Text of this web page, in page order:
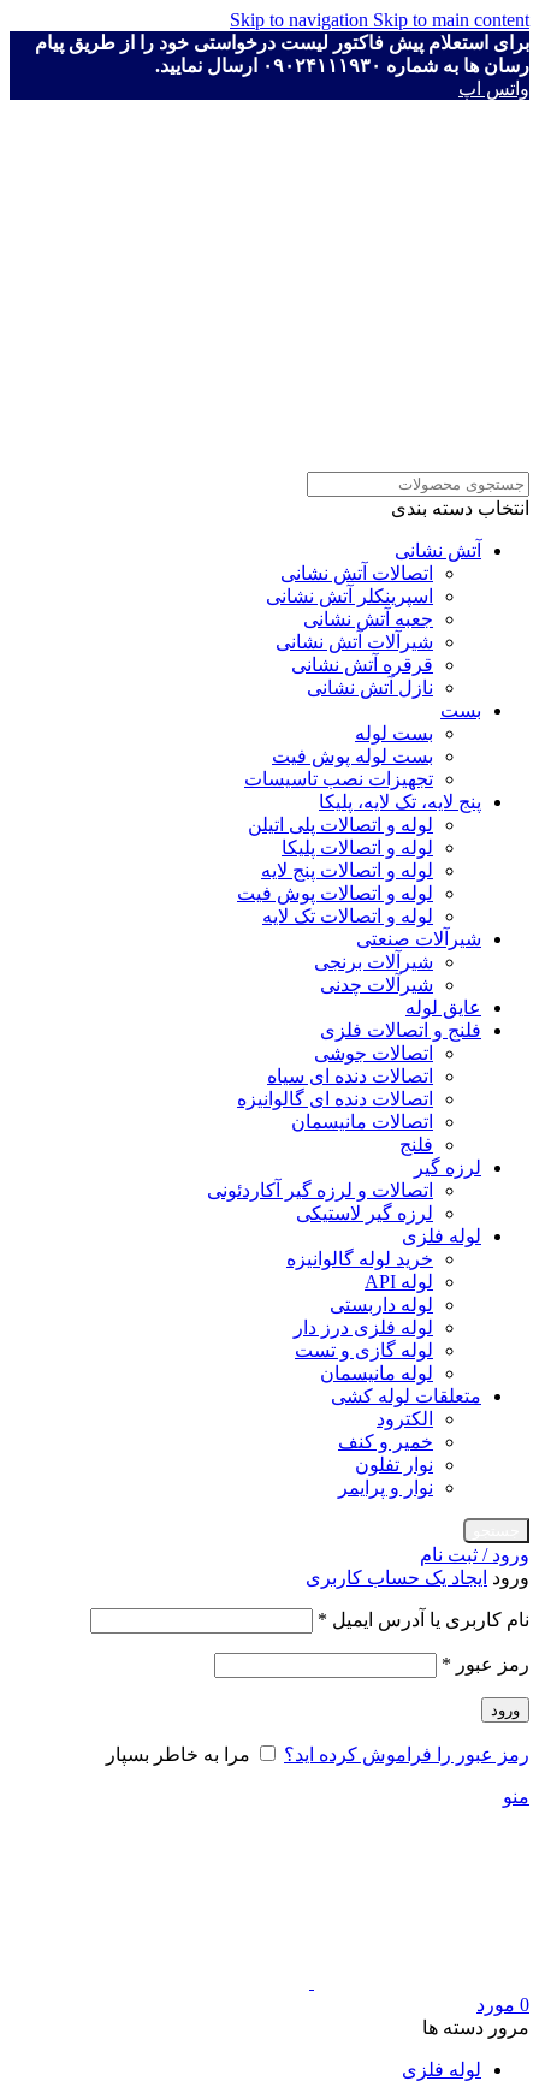
Skip to navigation Skip to main content
برای استعلام پیش فاکتور لیست درخواستی خود را از طریق پیام
رسان ها به شماره ۰۹۰۲۴۱۱۱۹۳۰ ارسال نمایید.
واتس اپ
انتخاب دسته بندی
آتش نشانی
اتصالات آتش نشانی
اسپرینکلر آتش نشانی
جعبه آتش نشانی
شیرآلات آتش نشانی
قرقره آتش نشانی
نازل آتش نشانی
بست
بست لوله
بست لوله پوش فیت
تجهیزات نصب تاسیسات
پنج لایه، تک لایه، پلیکا
لوله و اتصالات پلی اتیلن
لوله و اتصالات پلیکا
لوله و اتصالات پنج لایه
لوله و اتصالات پوش فیت
لوله و اتصالات تک لایه
شیرآلات صنعتی
شیرآلات برنجی
شیرآلات چدنی
عایق لوله
فلنج و اتصالات فلزی
اتصالات جوشی
اتصالات دنده ای سیاه
اتصالات دنده ای گالوانیزه
اتصالات مانیسمان
فلنج
لرزه گیر
اتصالات و لرزه گیر آکاردئونی
لرزه گیر لاستیکی
لوله فلزی
خرید لوله گالوانیزه
لوله API
لوله داربستی
لوله فلزی درز دار
لوله گازی و تست
لوله مانیسمان
متعلقات لوله کشی
الکترود
خمیر و کنف
نوار تفلون
نوار و پرایمر
ورود / ثبت نام
ورود ایجاد یک حساب کاربری
نام کاربری یا آدرس ایمیل *
رمز عبور *
ورود
رمز عبور را فراموش کرده اید؟ مرا به خاطر بسپار
منو
0 مورد
مرور دسته ها
لوله فلزی